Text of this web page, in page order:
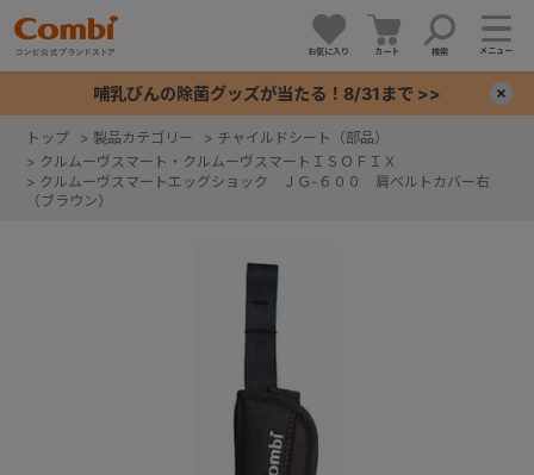
お気に入り カート 検索 メニュー
哺乳びんの除菌グッズが当たる！8/31まで >>
トップ > 製品カテゴリー > チャイルドシート（部品）
> クルムーヴスマート・クルムーヴスマートＩＳＯＦＩＸ
> クルムーヴスマートエッグショック ＪＧ-６００ 肩ベルトカバー右
（ブラウン）